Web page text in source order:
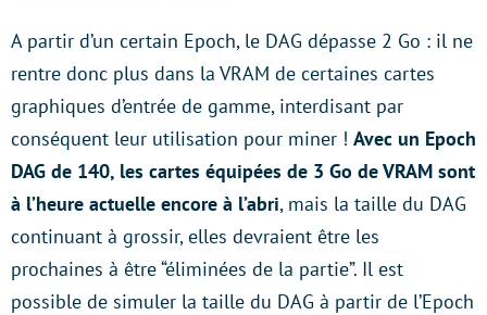
A partir d’un certain Epoch, le DAG dépasse 2 Go : il ne
rentre donc plus dans la VRAM de certaines cartes
graphiques d’entrée de gamme, interdisant par
conséquent leur utilisation pour miner ! Avec un Epoch
DAG de 140, les cartes équipées de 3 Go de VRAM sont
à l’heure actuelle encore à l’abri, mais la taille du DAG
continuant à grossir, elles devraient être les
prochaines à être “éliminées de la partie”. Il est
possible de simuler la taille du DAG à partir de l’Epoch